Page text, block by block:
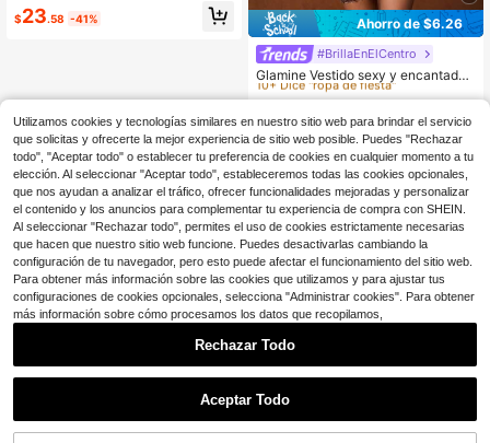
escote cuadrado, espalda descubie
rta, sin mangas y abertura lateral
$23.58 -41% Ahorro de $6.26
#BrillaEnElCentro
Glamine Vestido sexy y encantador
con escote en V profundo, espalda
de lentejuelas, ideal para fiestas, va
caciones y ocasiones especiales. V
estido corto de lentejuelas azul pat
o, vestido de cóctel, vestido para ci
ta, vestido de graduación, vestido s
exy para fiesta, vestidos para mujer
#9 Más vendidos
10+ Dice "ropa de fiesta"
#9 Más vendidos
#9 Más vendidos
#9 Más vendidos
10+ Dice "ropa de fiesta"
$22.43 -22%
Lo sentimos, este producto está agotado.
Mostrar artículos similares con stock Ver todo
Utilizamos cookies y tecnologías similares en nuestro sitio web para brindar el servicio
que solicitas y ofrecerte la mejor experiencia de sitio web posible. Puedes "Rechazar
todo", "Aceptar todo" o establecer tu preferencia de cookies en cualquier momento a tu
elección. Al seleccionar "Aceptar todo", estableceremos todas las cookies opcionales,
que nos ayudan a analizar el tráfico, ofrecer funcionalidades mejoradas y personalizar
el contenido y los anuncios para complementar tu experiencia de compra con SHEIN.
Al seleccionar "Rechazar todo", permites el uso de cookies estrictamente necesarias
que hacen que nuestro sitio web funcione. Puedes desactivarlas cambiando la
configuración de tu navegador, pero esto puede afectar el funcionamiento del sitio web.
Para obtener más información sobre las cookies que utilizamos y para ajustar tus
configuraciones de cookies opcionales, selecciona "Administrar cookies". Para obtener
más información sobre cómo procesamos los datos que recopilamos,
Rechazar Todo
Aceptar Todo